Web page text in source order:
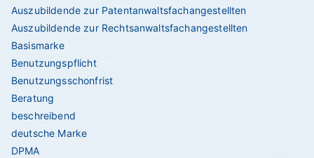
Auszubildende zur Patentanwaltsfachangestellten
Auszubildende zur Rechtsanwaltsfachangestellten
Basismarke
Benutzungspflicht
Benutzungsschonfrist
Beratung
beschreibend
deutsche Marke
DPMA